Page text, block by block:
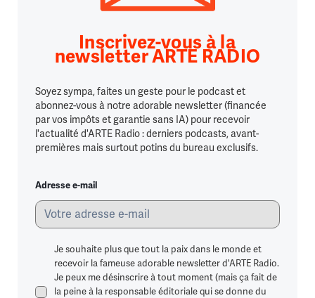
Inscrivez-vous à la
newsletter ARTE RADIO
Soyez sympa, faites un geste pour le podcast et
abonnez-vous à notre adorable newsletter (financée
par vos impôts et garantie sans IA) pour recevoir
l'actualité d'ARTE Radio : derniers podcasts, avant-
premières mais surtout potins du bureau exclusifs.
Adresse e-mail
Je souhaite plus que tout la paix dans le monde et
recevoir la fameuse adorable newsletter d'ARTE Radio.
Je peux me désinscrire à tout moment (mais ça fait de
la peine à la responsable éditoriale qui se donne du